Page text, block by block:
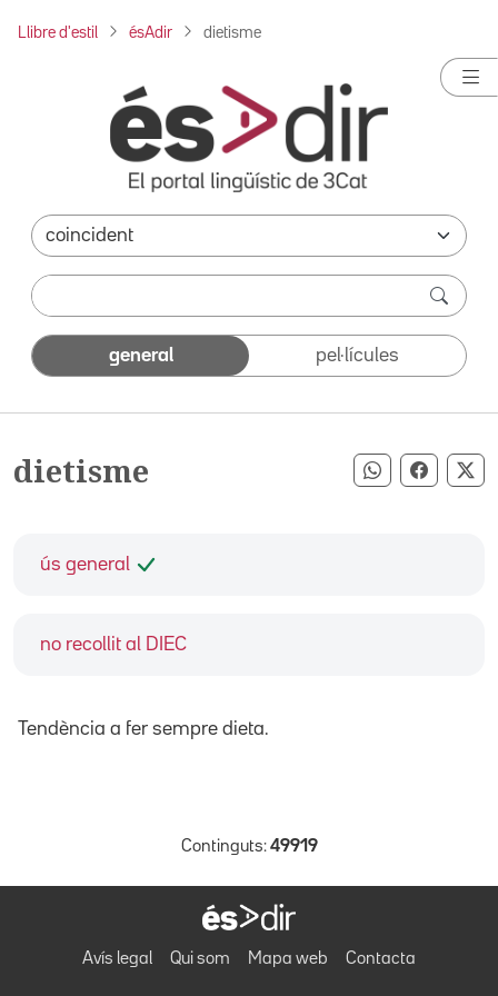
Llibre d'estil ésAdir dietisme
general pel·lícules
dietisme Compartir
ús general
no recollit al DIEC
Tendència a fer sempre dieta.
Continguts: 49919
Avís legal Qui som Mapa web Contacta